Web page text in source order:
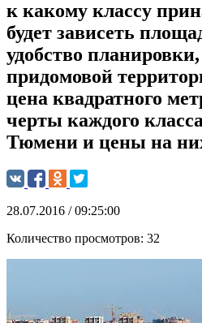
к какому классу
будет зависеть
удобство
придомовой
цена квадратного
черты каждого
Тюмени и цены на
28.07.2016 / 09:25:00
Количество просмотров: 32